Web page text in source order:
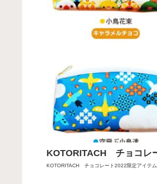
KOTORITACH チョコレ
KOTORITACH チョコレート2022限定アイテ